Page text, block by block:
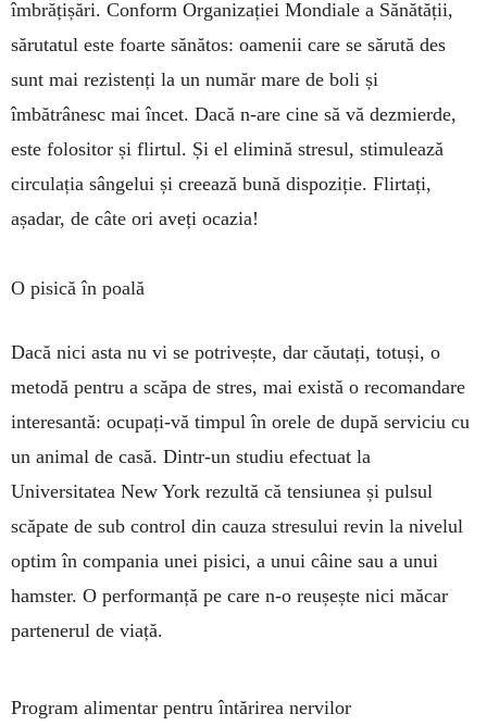
îmbrățișări. Conform Organizației Mon­diale a Sănătății,
sărutatul este foarte sănătos: oamenii care se sărută des
sunt mai rezistenți la un număr mare de boli și
îmbătrânesc mai încet. Dacă n-are cine să vă dezmierde,
este folositor și flirtul. Și el elimină stresul, stimulează
circulația sângelui și creează bună dispoziție. Flirtați,
așadar, de câte ori aveți ocazia!
O pisică în poală
Dacă nici asta nu vi se potrivește, dar căutați, to­tuși, o
metodă pentru a scăpa de stres, mai există o reco­­man­dare
interesantă: ocupați-vă timpul în orele de după serviciu cu
un animal de casă. Dintr-un studiu efectuat la
Universitatea New York rezultă că ten­siu­nea și pulsul
scăpate de sub control din cauza stresului revin la nivelul
optim în compania unei pisici, a unui câine sau a unui
hamster. O perfor­manță pe care n-o reușește nici măcar
parte­nerul de viață.
Program alimentar pentru întărirea nervilor